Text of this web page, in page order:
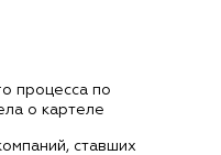
процесса по
о картеле
ставших